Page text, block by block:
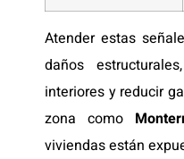
Atender estas
daños
interiores y reducir
zona como
viviendas están